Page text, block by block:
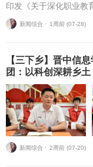
印发《关于深化职业教
6〕1号)(以下简称《意
措,...
新闻综合 ⋅ 1周前 (07-28)
【三下乡】晋中信
团：以科创深耕乡
新闻综合 ⋅ 2周前 (07-20)